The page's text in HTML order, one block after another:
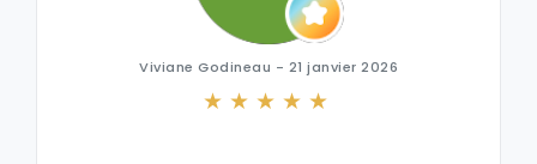
Viviane Godineau - 21 janvier 2026